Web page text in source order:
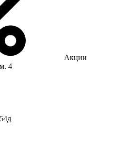
Акции
4